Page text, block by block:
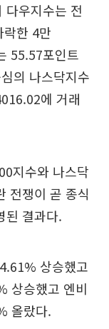
다우지수는 전
한 4만
55.57포인트
의 나스닥지수
에 거래
지수와 나스닥
전쟁이 곧 종식
된 결과다.
상승했고
상승했고 엔비
올랐다.